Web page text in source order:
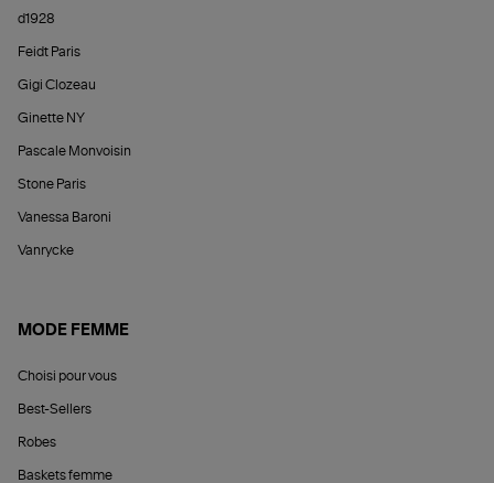
d1928
Feidt Paris
Gigi Clozeau
Ginette NY
Pascale Monvoisin
Stone Paris
Vanessa Baroni
Vanrycke
MODE FEMME
Choisi pour vous
Best-Sellers
Robes
Baskets femme